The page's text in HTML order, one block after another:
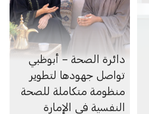
دائرة الصحة – أبوظبي
تواصل جهودها لتطوير
منظومة متكاملة للصحة
النفسية في الإمارة